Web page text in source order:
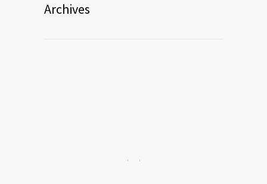
Archives